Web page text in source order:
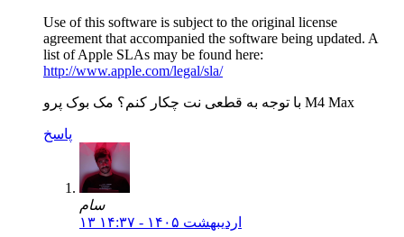
Use of this software is subject to the original license
agreement that accompanied the software being updated. A
list of Apple SLAs may be found here:
http://www.apple.com/legal/sla/
با توجه به قطعی نت چکار کنم؟ مک بوک پرو M4 Max
پاسخ
سام
۱۳ اردیبهشت ۱۴۰۵ - ۱۴:۳۷